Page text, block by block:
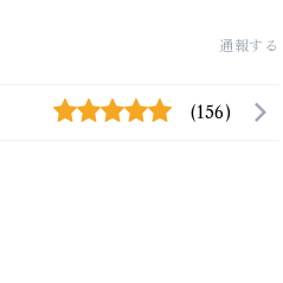
通報する
(156)